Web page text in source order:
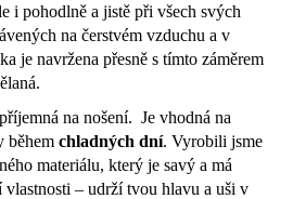
i pohodlně a jistě při všech svých
na čerstvém vzduchu a v
je navržena přesně s tímto záměrem
na nošení. Je vhodná na
během chladných dní. Vyrobili jsme
materiálu, který je savý a má
– udrží tvou hlavu a uši v